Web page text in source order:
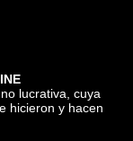
lucrativa, cuya
hicieron y hacen